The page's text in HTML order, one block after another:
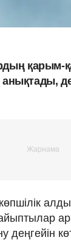
қарым-
анықтады,
деңгейін